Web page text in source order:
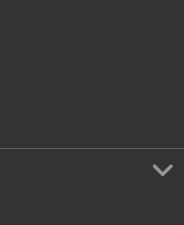
y Barranquilla
la Ciudad Perdida